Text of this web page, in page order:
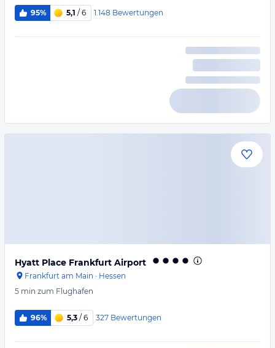
95% 5,1 / 6 1.148 Bewertungen
Hyatt Place Frankfurt Airport
Frankfurt am Main · Hessen
5 min zum Flughafen
96% 5,3 / 6 327 Bewertungen